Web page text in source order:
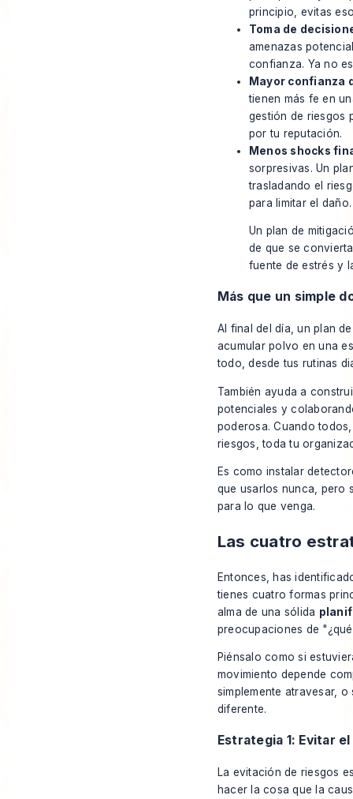
principio, evitas
Toma de
amenazas
confianza. Ya no
Mayor confianza
tienen más fe en
gestión de riesgos
por tu reputación.
Menos shocks
sorpresivas. Un
trasladando el
para limitar el daño.
Un plan de
de que se
fuente de estrés y
Más que un simple
Al final del día, un plan
acumular polvo en una
todo, desde tus rutinas
También ayuda a
potenciales y
poderosa. Cuando
riesgos, toda tu
Es como instalar
que usarlos nunca, pero
para lo que venga.
Las cuatro
Entonces, has
tienes cuatro formas
alma de una sólida
preocupaciones de
Piénsalo como si
movimiento depende
simplemente atravesar,
diferente.
Estrategia 1: Evitar
La evitación de riesgos
hacer la cosa que la